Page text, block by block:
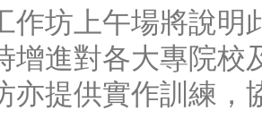
作坊上午場將說明
增進對各大專院校
亦提供實作訓練，